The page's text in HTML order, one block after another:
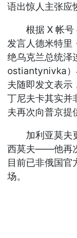
语出惊人主张应
根据 X 帐号
发言人德米特
绝乌克兰总统泽
ostiantynivka）
夫随即发文表示
丁尼夫卡其实并
夫再次向普京提
加利亚莫夫更
西莫夫——他再
目前已非俄国官
场。